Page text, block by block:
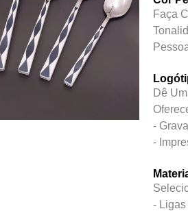
Faça
Dê
-
-
-